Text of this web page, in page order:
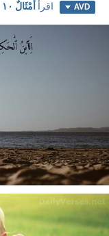
AVD اقرأأَمْثَالٌ ١٠